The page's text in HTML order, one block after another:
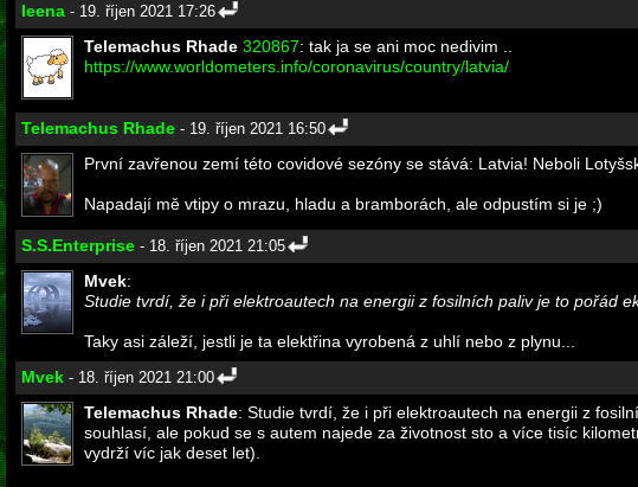
leena - 19. říjen 2021 17:26
Telemachus Rhade 320867: tak ja se ani moc nedivim ..
https://www.worldometers.info/coronavirus/country/latvia/
Telemachus Rhade - 19. říjen 2021 16:50
První zavřenou zemí této covidové sezóny se stává: Latvia! Neboli
Napadají mě vtipy o mrazu, hladu a bramborách, ale odpustím si je ;)
S.S.Enterprise - 18. říjen 2021 21:05
Mvek:
Studie tvrdí, že i při elektroautech na energii z fosilních paliv je to pořád
Taky asi záleží, jestli je ta elektřina vyrobená z uhlí nebo z plynu...
Mvek - 18. říjen 2021 21:00
Telemachus Rhade: Studie tvrdí, že i při elektroautech na energii z
souhlasí, ale pokud se s autem najede za životnost sto a více tisíc
vydrží víc jak deset let).